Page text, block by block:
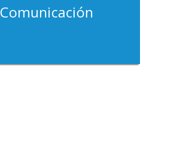
Comunicación